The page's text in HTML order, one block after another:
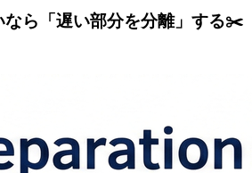
なら「遅い部分を分離」する✂️